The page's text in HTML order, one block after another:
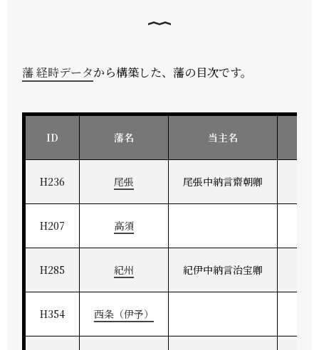
藩 経時データから構築した、藩の目次です。
ID 藩名 当主名
H236 尾張 尾張中納言齋朝卿
H207 高須
H285 紀州 紀伊中納言治宝卿
H354 西条（伊予）